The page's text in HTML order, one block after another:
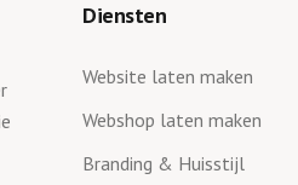
Diensten
Website laten maken
Webshop laten maken
Branding & Huisstijl